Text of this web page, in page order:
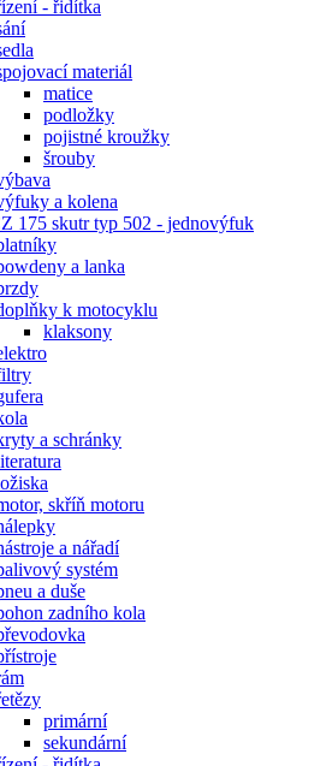
- řidítka
materiál
matice
podložky
pojistné kroužky
šrouby
a kolena
175 skutr typ 502 - jednovýfuk
a lanka
k motocyklu
klaksony
a schránky
skříň motoru
a nářadí
systém
a duše
zadního kola
primární
sekundární